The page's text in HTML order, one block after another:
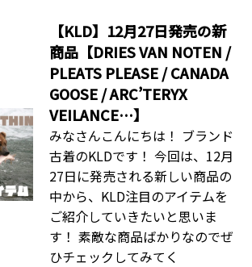
【KLD】12月27日発売の新
商品【DRIES VAN NOTEN /
PLEATS PLEASE / CANADA
GOOSE / ARC’TERYX
VEILANCE…】
みなさんこんにちは！ ブランド
古着のKLDです！ 今回は、12月
27日に発売される新しい商品の
中から、KLD注目のアイテムを
ご紹介していきたいと思いま
す！ 素敵な商品ばかりなのでぜ
ひチェックしてみてく